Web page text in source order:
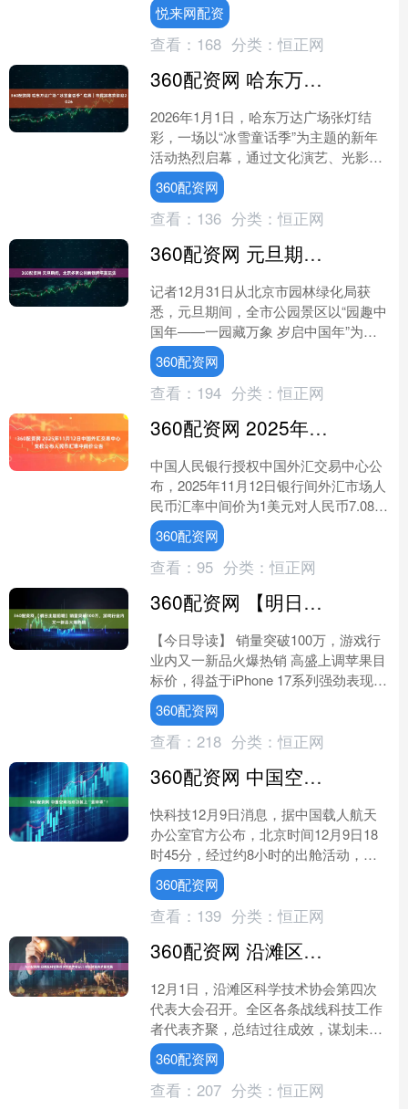
公开赛紧急调整赛....
悦来网配资
查看： 168 分类： 恒正网
360配资网 哈东万达广场“冰雪童话季”启幕｜市民游客欢聚迎2026
2026年1月1日，哈东万达广场张灯结
彩，一场以“冰雪童话季”为主题的新年
活动热烈启幕，通过文化演艺、光影艺
术与互动体验，为市民游客献上沉浸式
新年盛宴。 活动在....
360配资网
查看： 136 分类： 恒正网
360配资网 元旦期间，北京多家公园解锁跨年新玩法
记者12月31日从北京市园林绿化局获
悉，元旦期间，全市公园景区以“园趣中
国年——一园藏万象 岁启中国年”为主
题，筹备了85项生态文化活动，涵盖传
统民俗、冰雪嘉年....
360配资网
查看： 194 分类： 恒正网
360配资网 2025年11月12日中国外汇交易中心受权公布人民币汇率中间价公告
中国人民银行授权中国外汇交易中心公
布，2025年11月12日银行间外汇市场人
民币汇率中间价为1美元对人民币7.0833
元，1欧元对人民币8.2152元，100日....
360配资网
查看： 95 分类： 恒正网
360配资网 【明日主题前瞻】销量突破100万，游戏行业内又一新品火爆热销
【今日导读】 销量突破100万，游戏行
业内又一新品火爆热销 高盛上调苹果目
标价，得益于iPhone 17系列强劲表现
2025中国海洋经济博览会暨深圳国际海
洋周....
360配资网
查看： 218 分类： 恒正网
360配资网 中国空间站成功装上“金钟罩”!
快科技12月9日消息，据中国载人航天
办公室官方公布，北京时间12月9日18
时45分，经过约8小时的出舱活动，神
舟二十一号乘组航天员张陆、武飞、张
洪章密切协同，顺....
360配资网
查看： 139 分类： 恒正网
360配资网 沿滩区科协第四次代表大会召开 科技赋能高质量发展
12月1日，沿滩区科学技术协会第四次
代表大会召开。全区各条战线科技工作
者代表齐聚，总结过往成效，谋划未来
五年发展任务。大会选举产生了新一届
委员会、常委、副主席和....
360配资网
查看： 207 分类： 恒正网